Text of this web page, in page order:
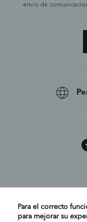
envío de
MI CUENTA
Para el correcto
para mejorar su